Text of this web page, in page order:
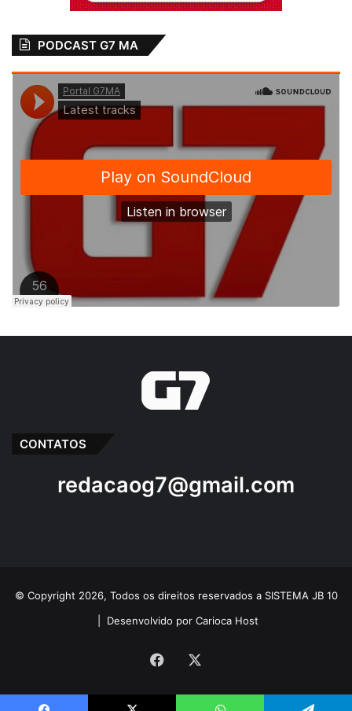
PODCAST G7 MA
CONTATOS
redacaog7@gmail.com
© Copyright 2026, Todos os direitos reservados a SISTEMA JB 10
Desenvolvido por Carioca Host
Facebook